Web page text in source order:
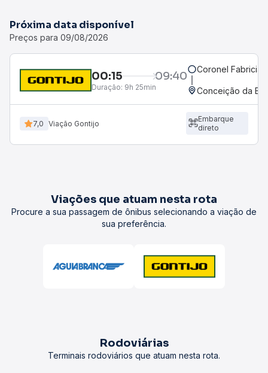
Próxima data disponível
Preços para 09/08/2026
00:15 09:40
Duração: 9h 25min
Coronel
Conceição da
7,0 Viação Gontijo
Embarque
direto
Viações que atuam nesta rota
Procure a sua passagem de ônibus selecionando a viação de
sua preferência.
Rodoviárias
Terminais rodoviários que atuam nesta rota.